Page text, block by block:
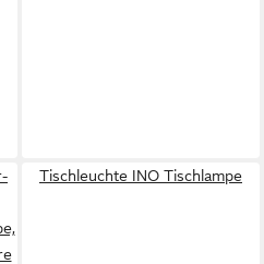
Tischleuchte INO Tischlampe